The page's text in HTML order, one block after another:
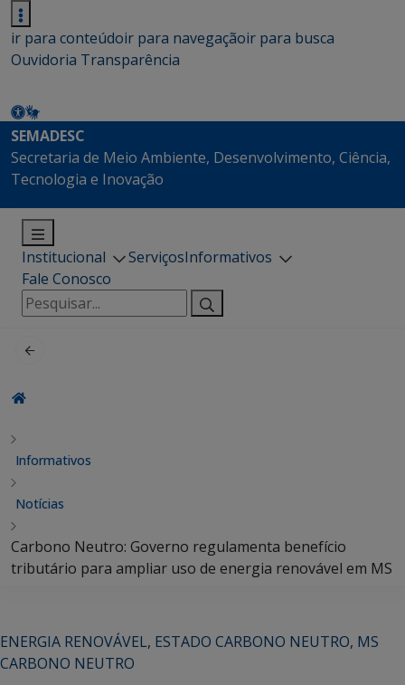
ir para conteúdoir para navegaçãoir para busca
Ouvidoria Transparência
SEMADESC
Secretaria de Meio Ambiente, Desenvolvimento, Ciência,
Tecnologia e Inovação
Institucional ServiçosInformativos
Fale Conosco
Pesquisar
por:
Informativos
Notícias
Carbono Neutro: Governo regulamenta benefício
tributário para ampliar uso de energia renovável em MS
ENERGIA RENOVÁVEL, ESTADO CARBONO NEUTRO, MS
CARBONO NEUTRO